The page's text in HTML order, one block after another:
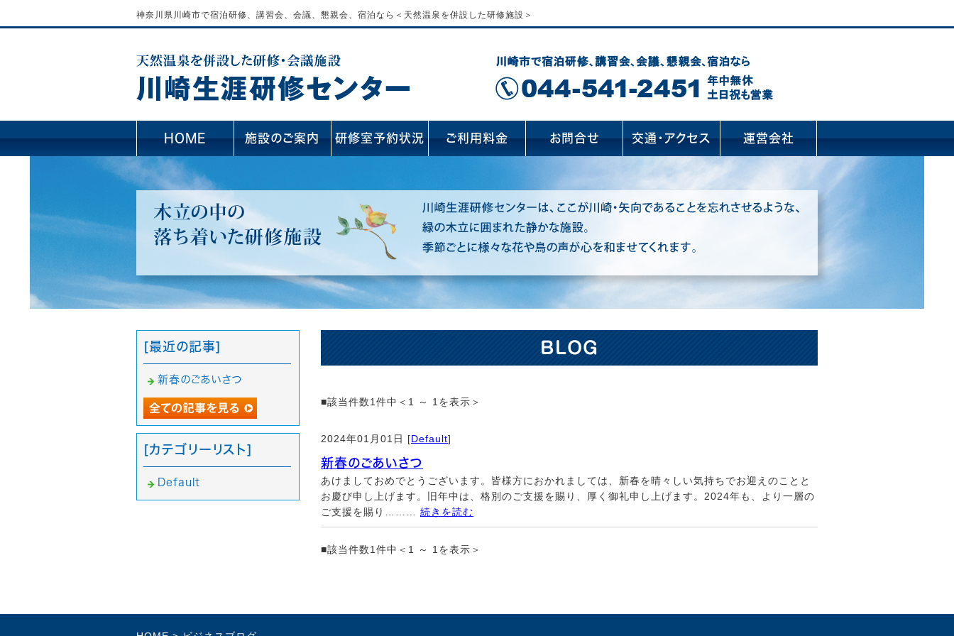
神奈川県川崎市で宿泊研修、講習会、会議、懇親会、宿泊なら＜天然温泉を併設した研修施設＞
HOME 施設のご案内 研修室予約状況 ご利用料金 お問合せ 交通・アクセス 運営会社
BLOG
■該当件数1件中＜1 ～ 1を表示＞
2024年01月01日 [Default]
新春のごあいさつ
あけましておめでとうございます。皆様方におかれましては、新春を晴々しい気持ちでお迎えのことと
お慶び申し上げます。旧年中は、格別のご支援を賜り、厚く御礼申し上げます。2024年も、より一層の
ご支援を賜り……… 続きを読む
■該当件数1件中＜1 ～ 1を表示＞
[最近の記事]
新春のごあいさつ
[カテゴリーリスト]
Default